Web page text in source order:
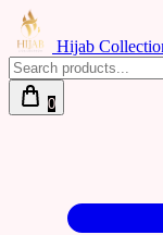
Hijab
0